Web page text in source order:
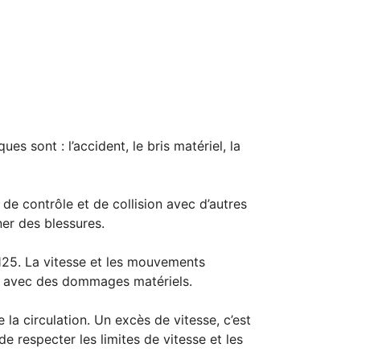
sont : l’accident, le bris matériel, la
contrôle et de collision avec d’autres
des blessures.
La vitesse et les mouvements
des dommages matériels.
circulation. Un excès de vitesse, c’est
respecter les limites de vitesse et les